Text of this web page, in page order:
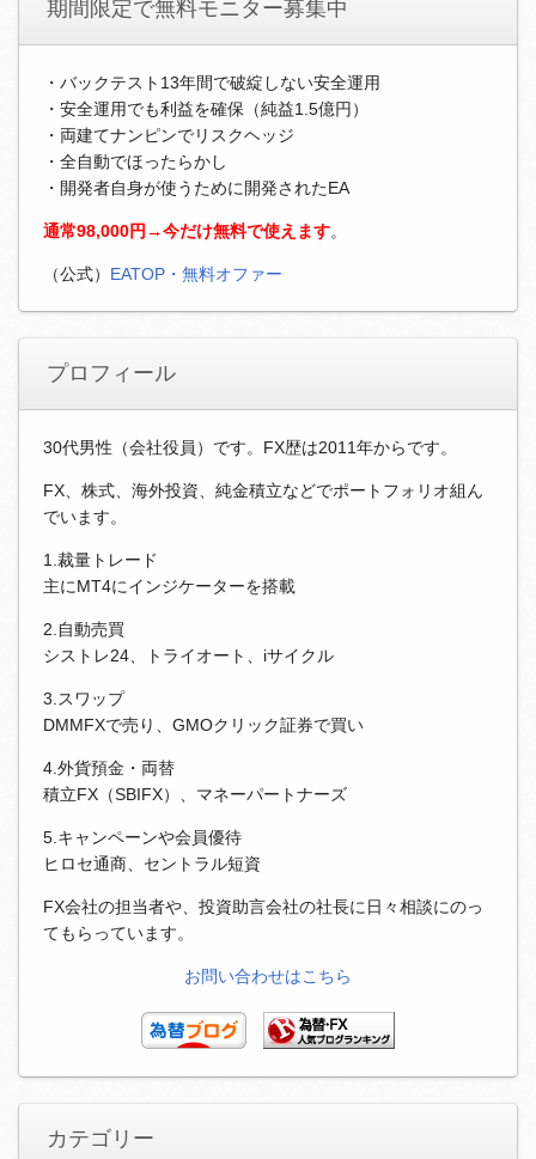
期間限定で無料モニター募集中
・バックテスト13年間で破綻しない安全運用
・安全運用でも利益を確保（純益1.5億円）
・両建てナンピンでリスクヘッジ
・全自動でほったらかし
・開発者自身が使うために開発されたEA
通常98,000円→今だけ無料で使えます。
（公式） EATOP・無料オファー
プロフィール
30代男性（会社役員）です。FX歴は2011年からです。
FX、株式、海外投資、純金積立などでポートフォリオ組ん
でいます。
1.裁量トレード
主にMT4にインジケーターを搭載
2.自動売買
シストレ24、トライオート、iサイクル
3.スワップ
DMMFXで売り、GMOクリック証券で買い
4.外貨預金・両替
積立FX（SBIFX）、マネーパートナーズ
5.キャンペーンや会員優待
ヒロセ通商、セントラル短資
FX会社の担当者や、投資助言会社の社長に日々相談にのっ
てもらっています。
お問い合わせはこちら
カテゴリー